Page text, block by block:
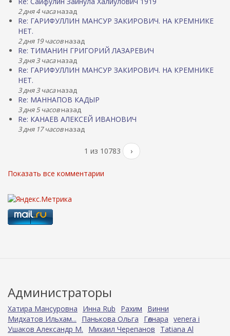
2 дня 4 часаназад
Re: ГАРИФУЛЛИН МАНСУР ЗАКИРОВИЧ. НА КРЕМНИКЕ
НЕТ.
2 дня 19 часовназад
Re: ТИМАНИН ГРИГОРИЙ ЛАЗАРЕВИЧ
3 дня 3 часаназад
Re: ГАРИФУЛЛИН МАНСУР ЗАКИРОВИЧ. НА КРЕМНИКЕ
НЕТ.
3 дня 3 часаназад
Re: МАННАПОВ КАДЫР
3 дня 5 часовназад
Re: КАНАЕВ АЛЕКСЕЙ ИВАНОВИЧ
3 дня 17 часовназад
1 из 10783 ›
Показать все комментарии
Администраторы
Хатира Мансуровна Инна Rub Рахим
Винни
Мидхатов Ильхам...
Панькова Ольга Гөлнара venera i
Ушаков Александр М.
Михаил Черепанов
Tatiana Al